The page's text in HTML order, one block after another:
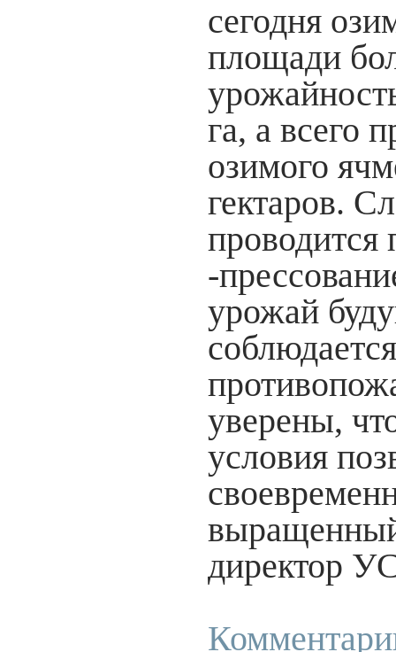
сегодня
площади
га, а всего
озимого
гектаров.
проводится
-
урожай
уверены,
условия
директор